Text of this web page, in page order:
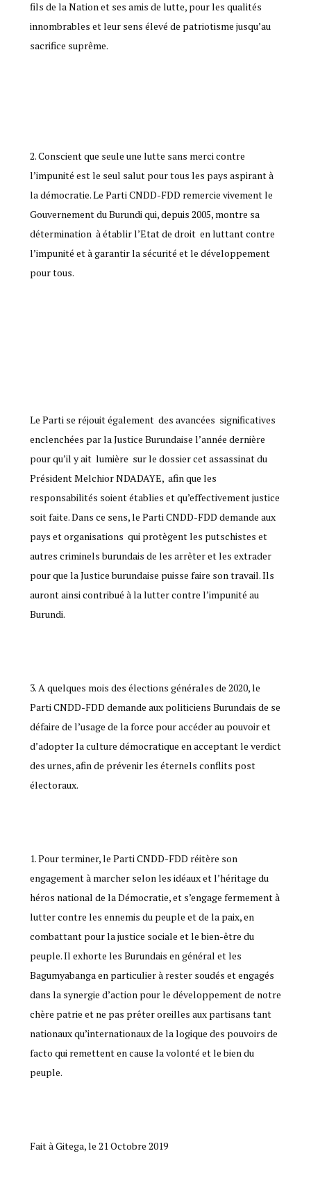
fils de la Nation et ses amis de lutte, pour les qualités
innombrables et leur sens élevé de patriotisme jusqu’au
sacrifice suprême.
Conscient que seule une lutte sans merci contre
l’impunité est le seul salut pour tous les pays aspirant à
la démocratie. Le Parti CNDD-FDD remercie vivement le
Gouvernement du Burundi qui, depuis 2005, montre sa
détermination à établir l’Etat de droit en luttant contre
l’impunité et à garantir la sécurité et le développement
pour tous.
Le Parti se réjouit également des avancées significatives
enclenchées par la Justice Burundaise l’année dernière
pour qu’il y ait lumière sur le dossier cet assassinat du
Président Melchior NDADAYE, afin que les
responsabilités soient établies et qu’effectivement justice
soit faite. Dans ce sens, le Parti CNDD-FDD demande aux
pays et organisations qui protègent les putschistes et
autres criminels burundais de les arrêter et les extrader
pour que la Justice burundaise puisse faire son travail. Ils
auront ainsi contribué à la lutter contre l’impunité au
Burundi.
A quelques mois des élections générales de 2020, le
Parti CNDD-FDD demande aux politiciens Burundais de se
défaire de l’usage de la force pour accéder au pouvoir et
d’adopter la culture démocratique en acceptant le verdict
des urnes, afin de prévenir les éternels conflits post
électoraux.
Pour terminer, le Parti CNDD-FDD réitère son
engagement à marcher selon les idéaux et l’héritage du
héros national de la Démocratie, et s’engage fermement à
lutter contre les ennemis du peuple et de la paix, en
combattant pour la justice sociale et le bien-être du
peuple. Il exhorte les Burundais en général et les
Bagumyabanga en particulier à rester soudés et engagés
dans la synergie d’action pour le développement de notre
chère patrie et ne pas prêter oreilles aux partisans tant
nationaux qu’internationaux de la logique des pouvoirs de
facto qui remettent en cause la volonté et le bien du
peuple.
Fait à Gitega, le 21 Octobre 2019